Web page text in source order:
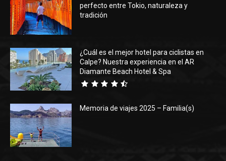
perfecto entre Tokio, naturaleza y
tradición
¿Cuál es el mejor hotel para ciclistas en
Calpe? Nuestra experiencia en el AR
Diamante Beach Hotel & Spa
Memoria de viajes 2025 – Familia(s)